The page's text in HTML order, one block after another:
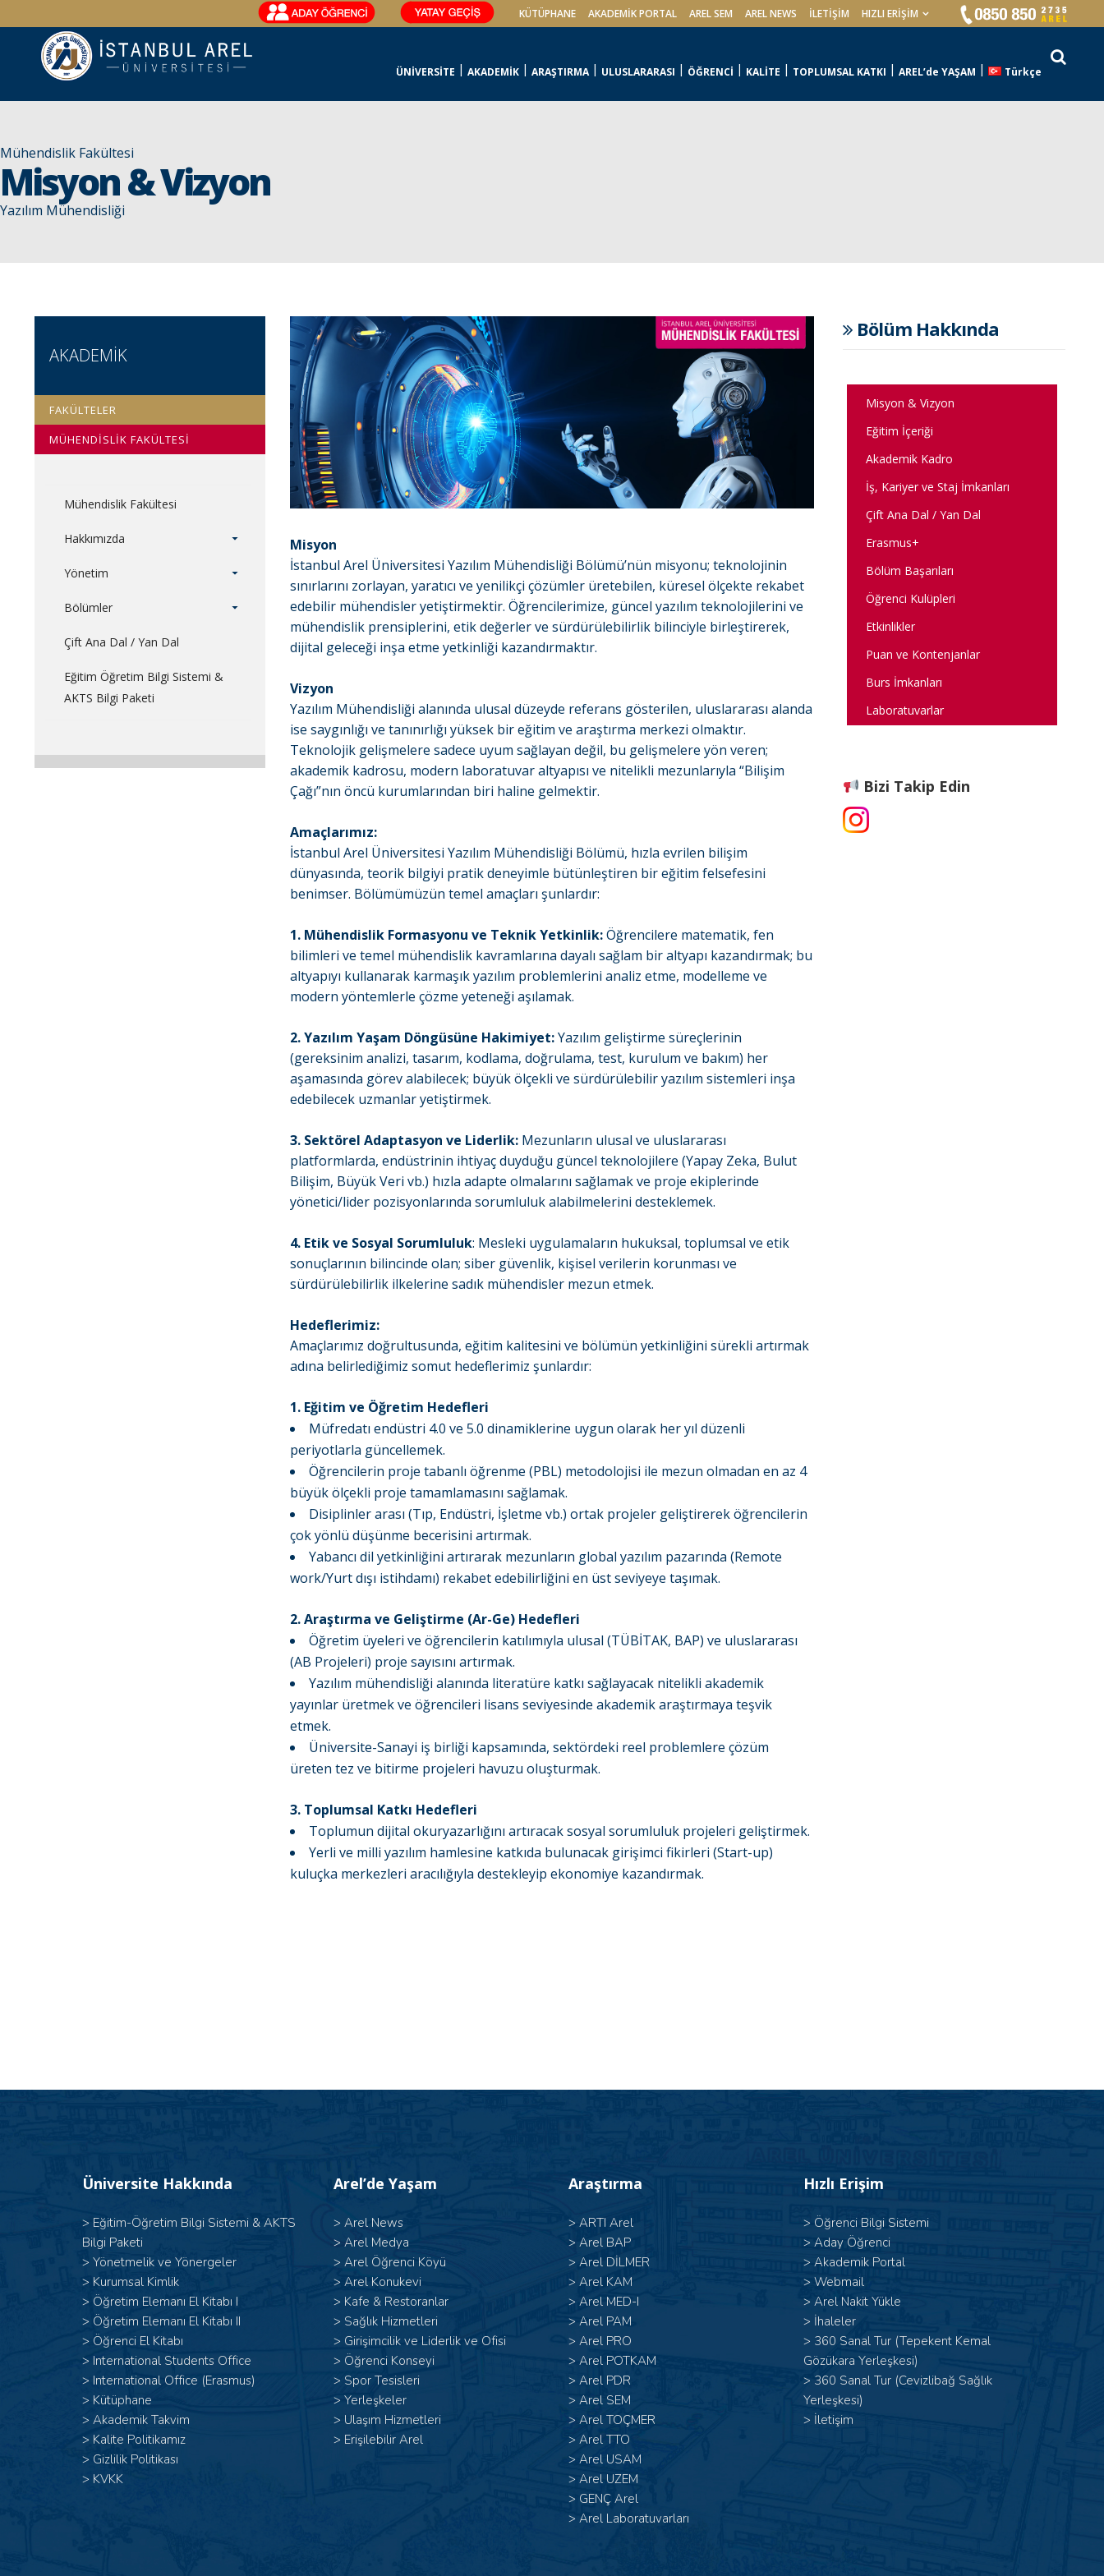
KÜTÜPHANE AKADEMİK PORTAL AREL SEM AREL NEWS İLETIŞIM HIZLI ERİŞİM
ÜNİVERSİTE AKADEMİK ARAŞTIRMA ULUSLARARASI ÖĞRENCİ KALİTE TOPLUMSAL KATKI AREL’de YAŞAM Türkçe
Mühendislik Fakültesi
Misyon & Vizyon
Yazılım Mühendisliği
AKADEMİK
FAKÜLTELER
MÜHENDİSLİK FAKÜLTESİ
Mühendislik Fakültesi
Hakkımızda
Yönetim
Bölümler
Çift Ana Dal / Yan Dal
Eğitim Öğretim Bilgi Sistemi &
AKTS Bilgi Paketi
Misyon
İstanbul Arel Üniversitesi Yazılım Mühendisliği Bölümü’nün misyonu; teknolojinin
sınırlarını zorlayan, yaratıcı ve yenilikçi çözümler üretebilen, küresel ölçekte rekabet
edebilir mühendisler yetiştirmektir. Öğrencilerimize, güncel yazılım teknolojilerini ve
mühendislik prensiplerini, etik değerler ve sürdürülebilirlik bilinciyle birleştirerek,
dijital geleceği inşa etme yetkinliği kazandırmaktır.
Vizyon
Yazılım Mühendisliği alanında ulusal düzeyde referans gösterilen, uluslararası alanda
ise saygınlığı ve tanınırlığı yüksek bir eğitim ve araştırma merkezi olmaktır.
Teknolojik gelişmelere sadece uyum sağlayan değil, bu gelişmelere yön veren;
akademik kadrosu, modern laboratuvar altyapısı ve nitelikli mezunlarıyla “Bilişim
Çağı”nın öncü kurumlarından biri haline gelmektir.
Amaçlarımız:
İstanbul Arel Üniversitesi Yazılım Mühendisliği Bölümü, hızla evrilen bilişim
dünyasında, teorik bilgiyi pratik deneyimle bütünleştiren bir eğitim felsefesini
benimser. Bölümümüzün temel amaçları şunlardır:
1. Mühendislik Formasyonu ve Teknik Yetkinlik:Öğrencilere matematik, fen
bilimleri ve temel mühendislik kavramlarına dayalı sağlam bir altyapı kazandırmak; bu
altyapıyı kullanarak karmaşık yazılım problemlerini analiz etme, modelleme ve
modern yöntemlerle çözme yeteneği aşılamak.
2. Yazılım Yaşam Döngüsüne Hakimiyet:Yazılım geliştirme süreçlerinin
(gereksinim analizi, tasarım, kodlama, doğrulama, test, kurulum ve bakım) her
aşamasında görev alabilecek; büyük ölçekli ve sürdürülebilir yazılım sistemleri inşa
edebilecek uzmanlar yetiştirmek.
3. Sektörel Adaptasyon ve Liderlik: Mezunların ulusal ve uluslararası
platformlarda, endüstrinin ihtiyaç duyduğu güncel teknolojilere (Yapay Zeka, Bulut
Bilişim, Büyük Veri vb.) hızla adapte olmalarını sağlamak ve proje ekiplerinde
yönetici/lider pozisyonlarında sorumluluk alabilmelerini desteklemek.
4. Etik ve Sosyal Sorumluluk: Mesleki uygulamaların hukuksal, toplumsal ve etik
sonuçlarının bilincinde olan; siber güvenlik, kişisel verilerin korunması ve
sürdürülebilirlik ilkelerine sadık mühendisler mezun etmek.
Hedeflerimiz:
Amaçlarımız doğrultusunda, eğitim kalitesini ve bölümün yetkinliğini sürekli artırmak
adına belirlediğimiz somut hedeflerimiz şunlardır:
1. Eğitim ve Öğretim Hedefleri
Müfredatı endüstri 4.0 ve 5.0 dinamiklerine uygun olarak her yıl düzenli
periyotlarla güncellemek.
Öğrencilerin proje tabanlı öğrenme (PBL) metodolojisi ile mezun olmadan en az 4
büyük ölçekli proje tamamlamasını sağlamak.
Disiplinler arası (Tıp, Endüstri, İşletme vb.) ortak projeler geliştirerek öğrencilerin
çok yönlü düşünme becerisini artırmak.
Yabancı dil yetkinliğini artırarak mezunların global yazılım pazarında (Remote
work/Yurt dışı istihdamı) rekabet edebilirliğini en üst seviyeye taşımak.
2. Araştırma ve Geliştirme (Ar-Ge) Hedefleri
Öğretim üyeleri ve öğrencilerin katılımıyla ulusal (TÜBİTAK, BAP) ve uluslararası
(AB Projeleri) proje sayısını artırmak.
Yazılım mühendisliği alanında literatüre katkı sağlayacak nitelikli akademik
yayınlar üretmek ve öğrencileri lisans seviyesinde akademik araştırmaya teşvik
etmek.
Üniversite-Sanayi iş birliği kapsamında, sektördeki reel problemlere çözüm
üreten tez ve bitirme projeleri havuzu oluşturmak.
3. Toplumsal Katkı Hedefleri
Toplumun dijital okuryazarlığını artıracak sosyal sorumluluk projeleri geliştirmek.
Yerli ve milli yazılım hamlesine katkıda bulunacak girişimci fikirleri (Start-up)
kuluçka merkezleri aracılığıyla destekleyip ekonomiye kazandırmak.
Bölüm Hakkında
Misyon & Vizyon
Eğitim İçeriği
Akademik Kadro
İş, Kariyer ve Staj İmkanları
Çift Ana Dal / Yan Dal
Erasmus+
Bölüm Başarıları
Öğrenci Kulüpleri
Etkinlikler
Puan ve Kontenjanlar
Burs İmkanları
Laboratuvarlar
Bizi Takip Edin
Üniversite Hakkında
> Eğitim-Öğretim Bilgi Sistemi & AKTS
Bilgi Paketi
> Yönetmelik ve Yönergeler
> Kurumsal Kimlik
> Öğretim Elemanı El Kitabı I
> Öğretim Elemanı El Kitabı II
> Öğrenci El Kitabı
> International Students Office
> International Office (Erasmus)
> Kütüphane
> Akademik Takvim
> Kalite Politikamız
> Gizlilik Politikası
> KVKK
Arel’de Yaşam
> Arel News
> Arel Medya
> Arel Öğrenci Köyü
> Arel Konukevi
> Kafe & Restoranlar
> Sağlık Hizmetleri
> Girişimcilik ve Liderlik ve Ofisi
> Öğrenci Konseyi
> Spor Tesisleri
> Yerleşkeler
> Ulaşım Hizmetleri
> Erişilebilir Arel
Araştırma
> ARTI Arel
> Arel BAP
> Arel DİLMER
> Arel KAM
> Arel MED-I
> Arel PAM
> Arel PRO
> Arel POTKAM
> Arel PDR
> Arel SEM
> Arel TOÇMER
> Arel TTO
> Arel USAM
> Arel UZEM
> GENÇ Arel
> Arel Laboratuvarları
Hızlı Erişim
> Öğrenci Bilgi Sistemi
> Aday Öğrenci
> Akademik Portal
> Webmail
> Arel Nakit Yükle
> İhaleler
> 360 Sanal Tur (Tepekent Kemal
Gözükara Yerleşkesi)
> 360 Sanal Tur (Cevizlibağ Sağlık
Yerleşkesi)
> İletişim